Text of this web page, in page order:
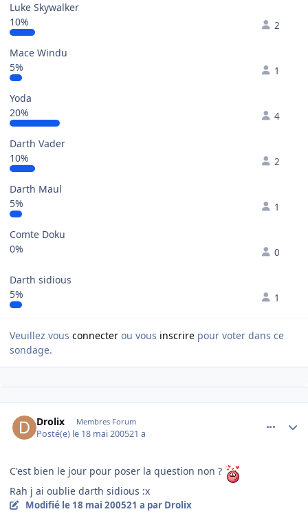
Luke Skywalker
10%
2
Mace Windu
5%
1
Yoda
20%
4
Darth Vader
10%
2
Darth Maul
5%
1
Comte Doku
0%
0
Darth sidious
5%
1
Veuillez vous connecter ou vous inscrire pour voter dans ce
sondage.
Drolix Membres Forum
Posté(e) le 18 mai 200521 a
C'est bien le jour pour poser la question non ?
Rah j ai oublie darth sidious :x
Modifié le 18 mai 200521 a par Drolix